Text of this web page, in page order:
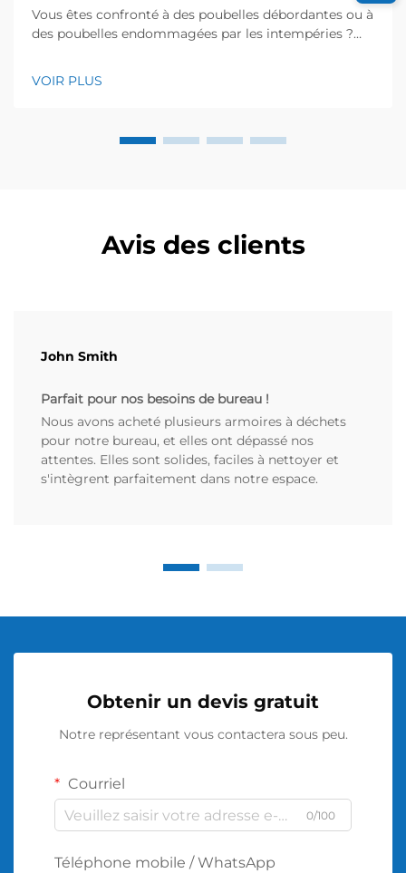
Vous êtes confronté à des poubelles débordantes ou à
des poubelles endommagées par les intempéries ?
retour sur investissement (ROI). Obtenez dès
VOIR PLUS
Avis des clients
John Smith
Parfait pour nos besoins de bureau !
Nous avons acheté plusieurs armoires à déchets
pour notre bureau, et elles ont dépassé nos
attentes. Elles sont solides, faciles à nettoyer et
s'intègrent parfaitement dans notre espace.
Obtenir un devis gratuit
Notre représentant vous contactera sous peu.
Courriel
0/100
Téléphone mobile / WhatsApp